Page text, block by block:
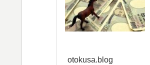
otokusa.blog